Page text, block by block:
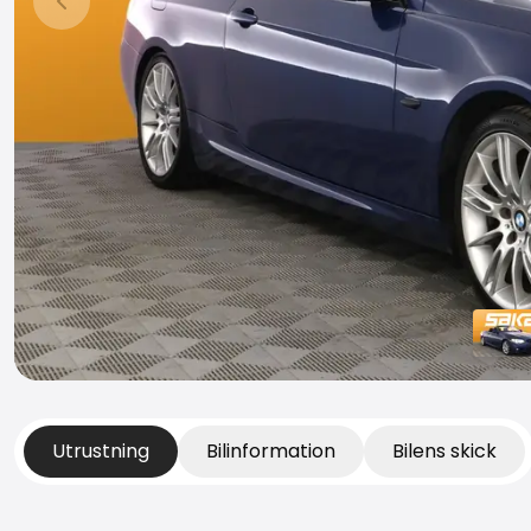
Föregående bild
Utrustning Bilinformation Bilens skick